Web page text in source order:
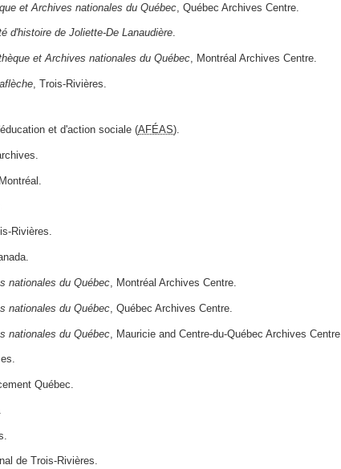
et Archives nationales du Québec , Québec Archives Centre.
d'histoire de Joliette-De Lanaudière.
et Archives nationales du Québec, Montréal Archives Centre.
, Trois-Rivières.
et d'action sociale (AFÉAS).
Rivières.
nationales du Québec , Montréal Archives Centre.
nationales du Québec , Québec Archives Centre.
nationales du Québec , Mauricie and Centre-du-Québec Archives Centre.
Québec.
de Trois-Rivières.